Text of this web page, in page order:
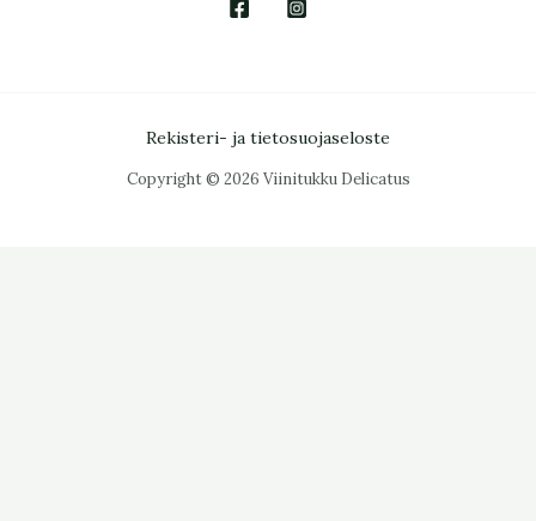
Rekisteri- ja tietosuojaseloste
Copyright © 2026 Viinitukku Delicatus